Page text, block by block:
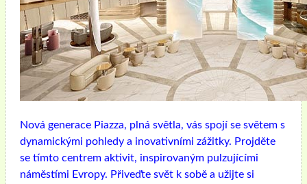
Nová generace Piazza, plná světla, vás spojí se světem s
dynamickými pohledy a inovativními zážitky. Projděte
se tímto centrem aktivit, inspirovaným pulzujícími
náměstími Evropy. Přiveďte svět k sobě a užijte si